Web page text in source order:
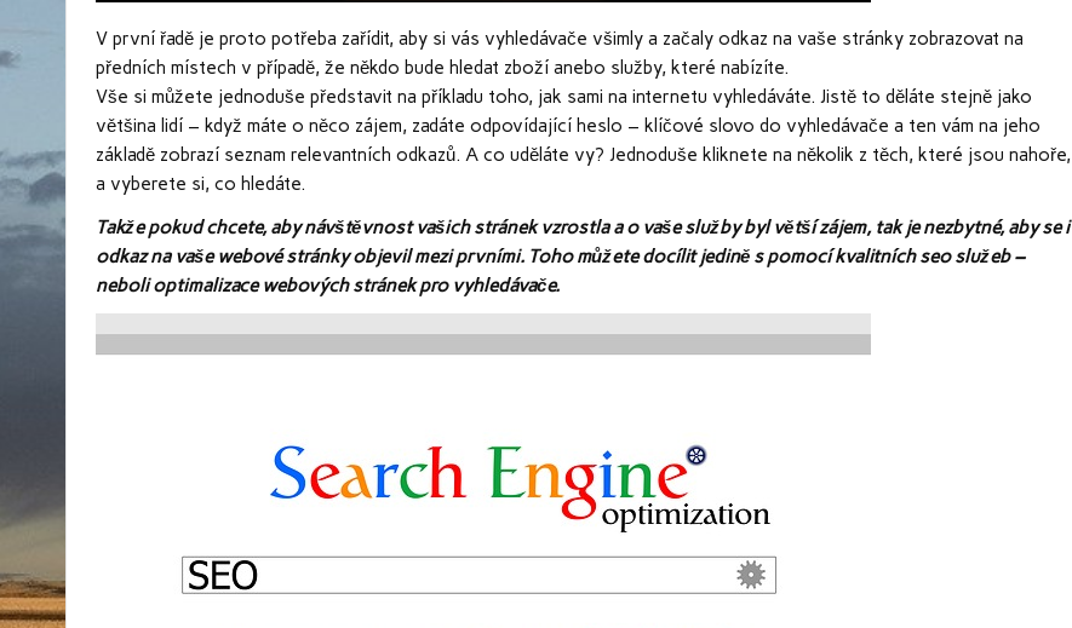
V první řadě je proto potřeba zařídit, aby si vás vyhledávače všimly a začaly odkaz na vaše stránky zobrazovat na
předních místech v případě, že někdo bude hledat zboží anebo služby, které nabízíte.
Vše si můžete jednoduše představit na příkladu toho, jak sami na internetu vyhledáváte. Jistě to děláte stejně jako
většina lidí – když máte o něco zájem, zadáte odpovídající heslo – klíčové slovo do vyhledávače a ten vám na jeho
základě zobrazí seznam relevantních odkazů. A co uděláte vy? Jednoduše kliknete na několik z těch, které jsou nahoře,
a vyberete si, co hledáte.
Takže pokud chcete, aby návštěvnost vašich stránek vzrostla a o vaše služby byl větší zájem, tak je nezbytné, aby se i
odkaz na vaše webové stránky objevil mezi prvními. Toho můžete docílit jedině s pomocí kvalitních seo služeb –
neboli optimalizace webových stránek pro vyhledávače.